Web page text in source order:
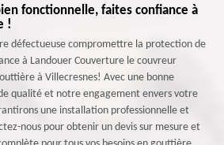
fonctionnelle, faites confiance à
!
défectueuse compromettre la protection de
à Landouer Couverture le couvreur
à Villecresnes! Avec une bonne
qualité et notre engagement envers votre
une installation professionnelle et
nous pour obtenir un devis sur mesure et